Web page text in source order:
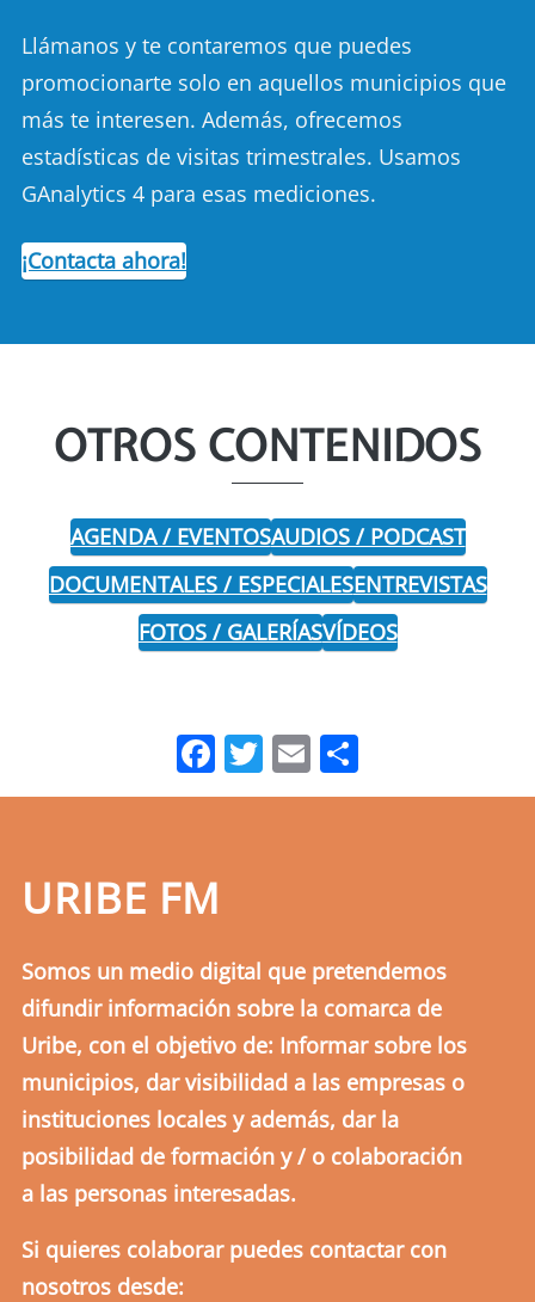
Llámanos y te contaremos que puedes
promocionarte solo en aquellos municipios que
más te interesen. Además, ofrecemos
estadísticas de visitas trimestrales. Usamos
GAnalytics 4 para esas mediciones.
¡Contacta ahora!
OTROS CONTENIDOS
AGENDA / EVENTOSAUDIOS / PODCAST
DOCUMENTALES / ESPECIALESENTREVISTAS
FOTOS / GALERÍASVÍDEOS
Facebook
Twitter
Email
URIBE FM
Somos un medio digital que pretendemos
difundir información sobre la comarca de
Uribe, con el objetivo de: Informar sobre los
municipios, dar visibilidad a las empresas o
instituciones locales y además, dar la
posibilidad de formación y / o colaboración
a las personas interesadas.
Si quieres colaborar puedes contactar con
nosotros desde: